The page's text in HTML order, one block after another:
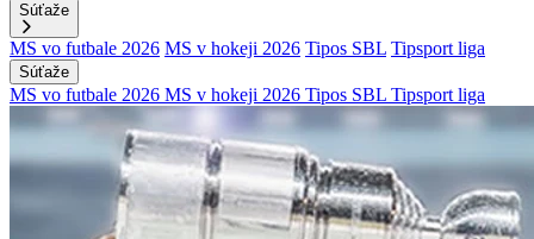
Súťaže
MS vo futbale 2026 MS v hokeji 2026 Tipos SBL Tipsport liga
Súťaže
MS vo futbale 2026 MS v hokeji 2026 Tipos SBL Tipsport liga